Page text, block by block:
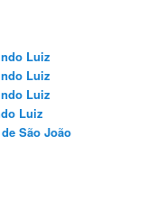
Luiz
Luiz
Luiz
Luiz
São João